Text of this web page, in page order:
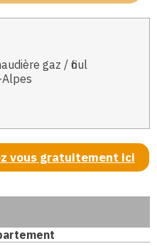
gaz / fioul
vous gratuitement ici